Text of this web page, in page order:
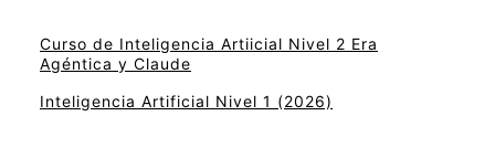
Curso de Inteligencia Artiicial Nivel 2 Era
Agéntica y Claude
Inteligencia Artificial Nivel 1 (2026)